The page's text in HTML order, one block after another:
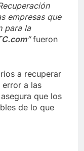
empresas que
para la
”fueron
a recuperar
a las
asegura que los
de lo que